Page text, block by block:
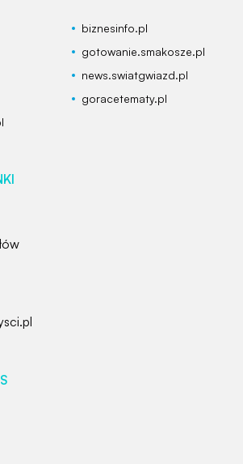
biznesinfo.pl
gotowanie.smakosze.pl
news.swiatgwiazd.pl
goracetematy.pl